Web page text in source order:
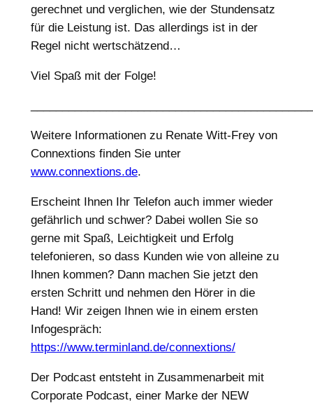
gerechnet und verglichen, wie der Stundensatz
für die Leistung ist. Das allerdings ist in der
Regel nicht wertschätzend…
Viel Spaß mit der Folge!
Weitere Informationen zu Renate Witt-Frey von
Connextions finden Sie unter
www.connextions.de.
Erscheint Ihnen Ihr Telefon auch immer wieder
gefährlich und schwer? Dabei wollen Sie so
gerne mit Spaß, Leichtigkeit und Erfolg
telefonieren, so dass Kunden wie von alleine zu
Ihnen kommen? Dann machen Sie jetzt den
ersten Schritt und nehmen den Hörer in die
Hand! Wir zeigen Ihnen wie in einem ersten
Infogespräch:
https://www.terminland.de/connextions/
Der Podcast entsteht in Zusammenarbeit mit
Corporate Podcast, einer Marke der NEW